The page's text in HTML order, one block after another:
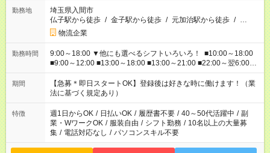
勤務地
埼玉県入間市
仏子駅から徒歩 / 金子駅から徒歩 / 元加治駅から徒歩 / …
物流企業
勤務時間
9:00～18:00 ▼他にも選べるシフトいろいろ！ ■10:00～18:00
■9:00～12:00 ■13:00～18:00 ■13:00～21:00 ■22:00～翌6:00
など あなたの希望を教えてください！
期間
【急募＊即日スタートOK】登録後は好きな時に働けます！（業
法に基づく規定あり）
特徴 週1日からOK / 日払いOK / 履歴書不要 / 40～50代活躍中 / 副
業・WワークOK / 服装自由 / シフト勤務 / 10名以上の大量募
集 / 電話対応なし / パソコンスキル不要